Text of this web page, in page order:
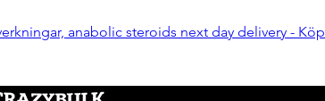
anabolic steroids next day delivery - Köp